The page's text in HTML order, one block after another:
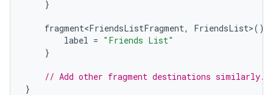
}
fragment<FriendsListFragment, FriendsList>()
label = "Friends List"
}
// Add other fragment destinations similarly.
}